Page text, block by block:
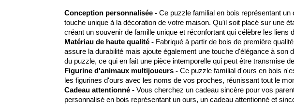
Conception personnalisée - Ce puzzle familial en bois représentant
touche unique à la décoration de votre maison. Qu'il soit placé sur une
créant un souvenir de famille unique et réconfortant qui célèbre les liens
Matériau de haute qualité - Fabriqué à partir de bois de première
assure la durabilité mais ajoute également une touche d'élégance à
du puzzle, ce qui en fait une pièce intemporelle qui peut être transmise
Figurine d'animaux multijoueurs - Ce puzzle familial d'ours en bois
les figurines d'ours avec les noms de vos proches, réunissant tout le
Cadeau attentionné - Vous cherchez un cadeau sincère pour vos
personnalisé en bois représentant un ours, un cadeau attentionné et